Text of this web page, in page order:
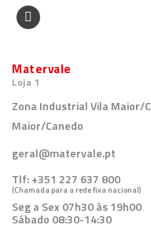
Matervale
Loja 1
Zona Industrial Vila Maior/
Maior/Canedo
geral@matervale.pt
Tlf:+351 227 637 800
(Chamada para a rede fixa nacional)
Seg a Sex 07h30 às 19h00
Sábado 08:30-14:30